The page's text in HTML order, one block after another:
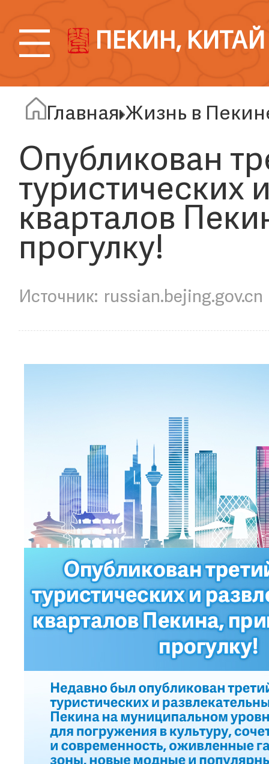
ПЕКИН, КИТАЙ
Главная Жизнь в
Опубликован
туристических
кварталов
прогулку!
russian.bejing.gov.cn